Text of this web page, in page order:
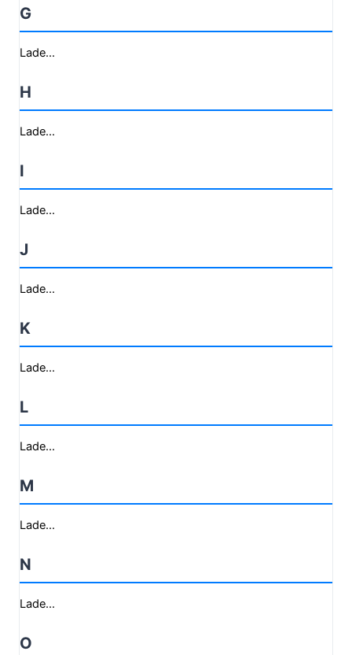
G
Lade...
H
Lade...
I
Lade...
J
Lade...
K
Lade...
L
Lade...
M
Lade...
N
Lade...
O